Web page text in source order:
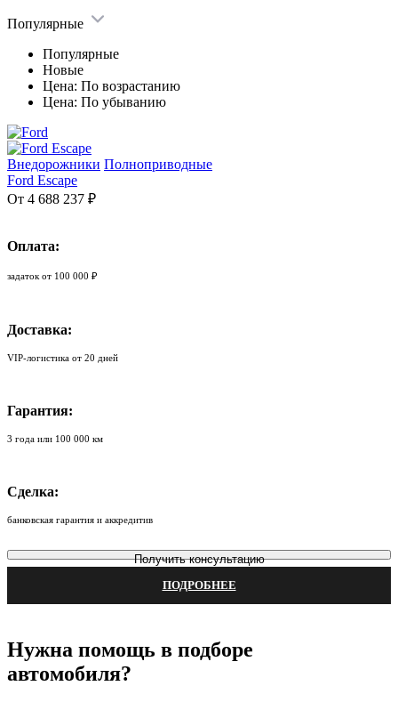
Популярные
Популярные
Новые
Цена: По возрастанию
Цена: По убыванию
Внедорожники Полноприводные
Ford Escape
От 4 688 237 ₽
Оплата:
задаток от 100 000 ₽
Доставка:
VIP-логистика от 20 дней
Гарантия:
3 года или 100 000 км
Сделка:
банковская гарантия и аккредитив
Получить консультацию
ПОДРОБНЕЕ
Нужна помощь в подборе
автомобиля?